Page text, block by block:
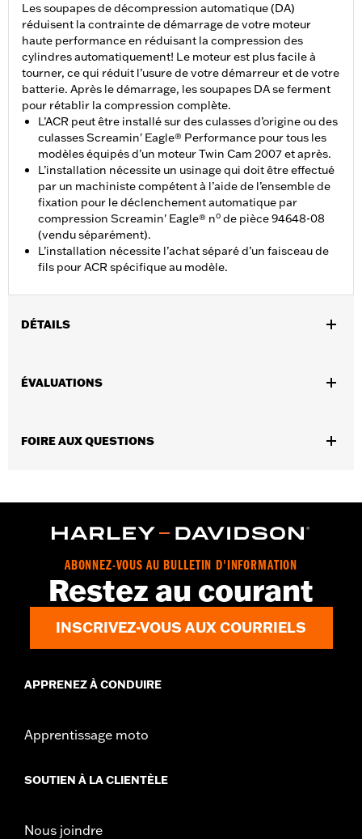
Les soupapes de décompression automatique (DA)
réduisent la contrainte de démarrage de votre moteur
haute performance en réduisant la compression des
cylindres automatiquement! Le moteur est plus facile à
tourner, ce qui réduit l’usure de votre démarreur et de votre
batterie. Après le démarrage, les soupapes DA se ferment
pour rétablir la compression complète.
L’ACR peut être installé sur des culasses d’origine ou des
culasses Screamin' Eagle® Performance pour tous les
modèles équipés d’un moteur Twin Cam 2007 et après.
L’installation nécessite un usinage qui doit être effectué
par un machiniste compétent à l’aide de l’ensemble de
fixation pour le déclenchement automatique par
compression Screamin' Eagle® no de pièce 94648-08
(vendu séparément).
L’installation nécessite l’achat séparé d’un faisceau de
fils pour ACR spécifique au modèle.
DÉTAILS
être utilisé avec les culasses en équipement d’origine ou
Contenu de la boîte:Soupape uniquement
Produits Screamin’ Eagle® conformes aux normes de 50
l'utilisation sur tous les véhicules applicables, y compris
le catalogue des Pièces &
ÉVALUATIONS
FOIRE AUX QUESTIONS
ABONNEZ-VOUS AU BULLETIN D'INFORMATION
Restez au courant
INSCRIVEZ-VOUS AUX COURRIELS
APPRENEZ À CONDUIRE
Apprentissage moto
SOUTIEN À LA CLIENTÈLE
Nous joindre